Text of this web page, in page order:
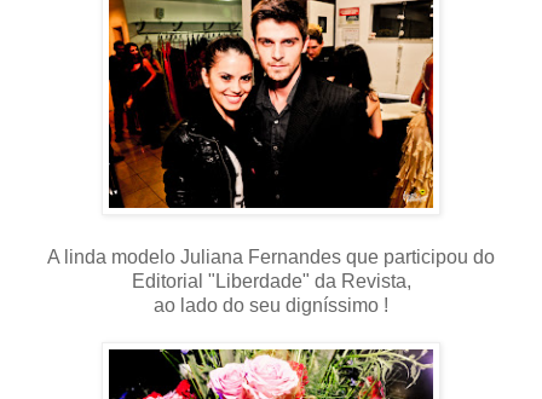
A linda modelo Juliana Fernandes que participou do
Editorial "Liberdade" da Revista,
ao lado do seu digníssimo !